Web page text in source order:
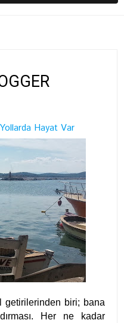
Yollarda Hayat Var
getirilerinden biri; bana
Her ne kadar